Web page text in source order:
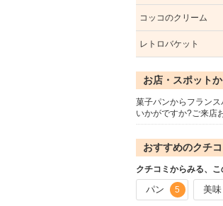
コッコのクリーム
レトロバケット
お店・スポット
菓子パンからフラン
いかがですか?ご来店
おすすめのクチ
クチコミからみる、
パン 5 美